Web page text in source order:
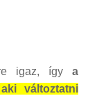
igaz, így a
változtatni